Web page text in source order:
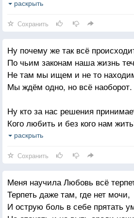
Их верность воспевая и терпенье.
Им отдают доверие, душу,
По ним с ума в порывах нежных
На высший пьедестал подняв
Но от любимых женщин не
Улыбнулся мудрец -
Открывай поскорей, не пугайся!
Я открыла его -
В нём лишь слово одно
Только слово одно -
Улыбайся во сне
Ясным днём и дождливым
Улыбайся друзьям ! -
Улыбайся врагам
Это всё, что нам нужно -
Для Счастья!
Помню я мудреца -
раскрыть
Сохранить
Ну почему же так всё
По чьим законам наша жизнь
Не там мы ищем и не то
Мы ждём одно, но всё наоборот.
Ну кто за нас решения
Кого любить и без кого нам
[И почему нам жизнь не
И кто за нас все точки
Возводит и разводит нам мосты,
Сердцами словно шашками
Не спрашивая, что же хочешь
раскрыть
Сохранить
Меня научила Любовь всё
Терпеть даже там, где нет мочи,
И острую боль в себе прятать